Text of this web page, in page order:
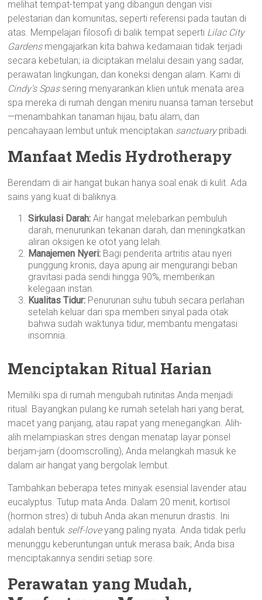
melihat tempat-tempat yang dibangun dengan visi
pelestarian dan komunitas, seperti referensi pada tautan di
atas. Mempelajari filosofi di balik tempat seperti Lilac City
Gardensmengajarkan kita bahwa kedamaian tidak terjadi
secara kebetulan; ia diciptakan melalui desain yang sadar,
perawatan lingkungan, dan koneksi dengan alam. Kami di
Cindy’s Spassering menyarankan klien untuk menata area
spa mereka di rumah dengan meniru nuansa taman tersebut
—menambahkan tanaman hijau, batu alam, dan
pencahayaan lembut untuk menciptakan sanctuarypribadi.
Manfaat Medis Hydrotherapy
Berendam di air hangat bukan hanya soal enak di kulit. Ada
sains yang kuat di baliknya.
Sirkulasi Darah: Air hangat melebarkan pembuluh
darah, menurunkan tekanan darah, dan meningkatkan
aliran oksigen ke otot yang lelah.
Manajemen Nyeri: Bagi penderita artritis atau nyeri
punggung kronis, daya apung air mengurangi beban
gravitasi pada sendi hingga 90%, memberikan
kelegaan instan.
Kualitas Tidur: Penurunan suhu tubuh secara perlahan
setelah keluar dari spa memberi sinyal pada otak
bahwa sudah waktunya tidur, membantu mengatasi
insomnia.
Menciptakan Ritual Harian
Memiliki spa di rumah mengubah rutinitas Anda menjadi
ritual. Bayangkan pulang ke rumah setelah hari yang berat,
macet yang panjang, atau rapat yang menegangkan. Alih-
alih melampiaskan stres dengan menatap layar ponsel
berjam-jam (doomscrolling), Anda melangkah masuk ke
dalam air hangat yang bergolak lembut.
Tambahkan beberapa tetes minyak esensial lavender atau
eucalyptus. Tutup mata Anda. Dalam 20 menit, kortisol
(hormon stres) di tubuh Anda akan menurun drastis. Ini
adalah bentuk self-loveyang paling nyata. Anda tidak perlu
menunggu keberuntungan untuk merasa baik; Anda bisa
menciptakannya sendiri setiap sore.
Perawatan yang Mudah,